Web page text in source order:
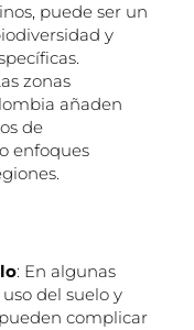
puede ser un
y
zonas
añaden
de
enfoques
: En algunas
del suelo y
complicar